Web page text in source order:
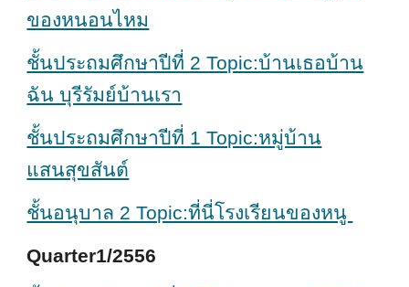
ของหนอนไหม
ชั้นประถมศึกษาปีที่ 2 Topic:บ้านเธอบ้าน
ฉัน บุรีรัมย์บ้านเรา
ชั้นประถมศึกษาปีที่ 1 Topic:หมู่บ้าน
แสนสุขสันต์
ชั้นอนุบาล 2 Topic:ที่นี่โรงเรียนของหนู
Quarter1/2556